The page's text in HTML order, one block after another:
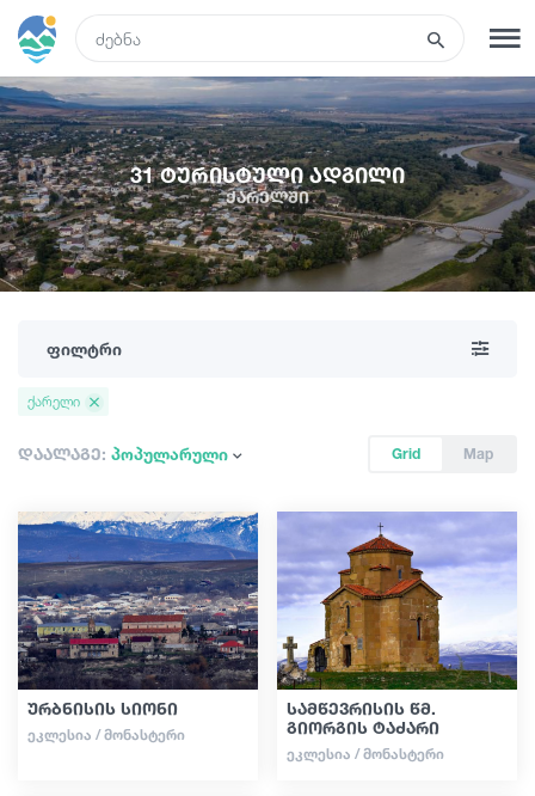
რეგისტრაცია შესვლა
რა ვნახოთ
ტურები
სასტუმროები
კვება და ღვინო
გიდები
სტატიები
ტრანსპორტი
31 ტურისტული ადგილი
ქარელში
ფილტრი
Grid Map
დაალაგე: პოპულარული
ქარელი
ურბნისის სიონი
ᲔᲙᲚᲔᲡᲘᲐ / ᲛᲝᲜᲐᲡᲢᲔᲠᲘ
სამწევრისის წმ.
გიორგის ტაძარი
ᲔᲙᲚᲔᲡᲘᲐ / ᲛᲝᲜᲐᲡᲢᲔᲠᲘ